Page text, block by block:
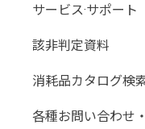
サービス·サポート
該非判定資料
消耗品カタログ検
各種お問い合わせ